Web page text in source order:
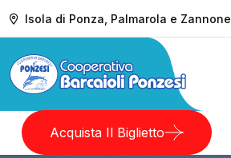
Isola di Ponza, Palmarola e Zannone
Acquista Il Biglietto